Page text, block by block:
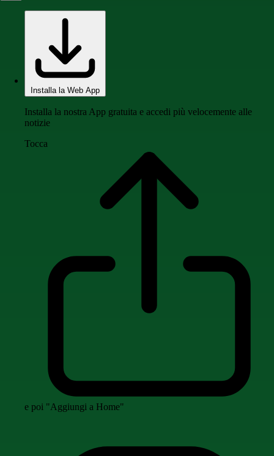
Installa la Web App
Installa la nostra App gratuita e accedi più velocemente alle
notizie
Tocca
e poi "Aggiungi a Home"